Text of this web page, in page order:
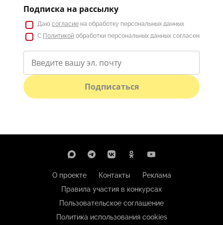
Подписка на рассылку
Даю согласие на обработку персональных данных
С Политикой обработки персональных данных согласен
Подписаться
О проекте Контакты
Реклама
Правила участия в конкурсах
Пользовательское соглашение
Политика использования cookies